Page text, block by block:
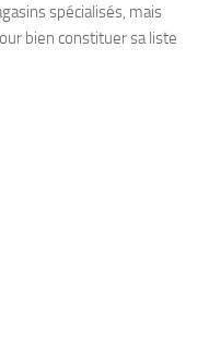
spécialisés, mais
bien constituer sa liste